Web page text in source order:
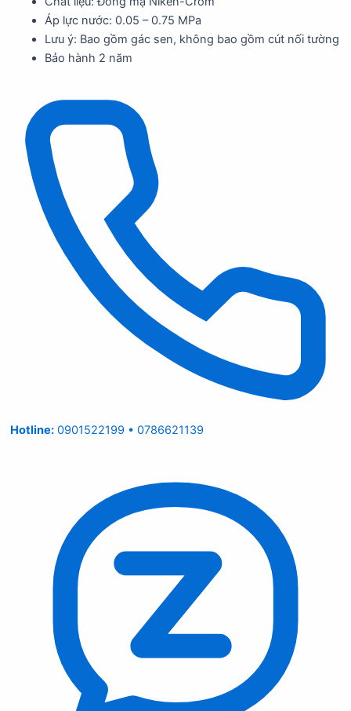
Áp lực nước: 0.05 – 0.75 MPa
Lưu ý: Bao gồm gác sen, không bao gồm cút nối tường
Bảo hành 2 năm
Hotline: 0901522199 • 0786621139